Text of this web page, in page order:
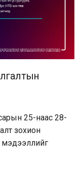
25-наас 28-
зохион
мэдээллийг